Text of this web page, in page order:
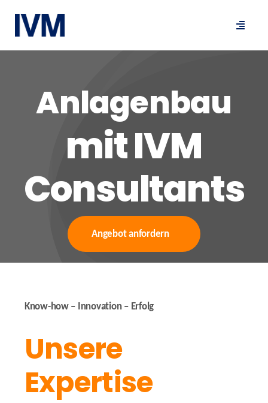
content
Toggle
Anlagenbau
mit IVM
Consultants
Angebot anfordern
Know-how – Innovation – Erfolg
Unsere
Expertise